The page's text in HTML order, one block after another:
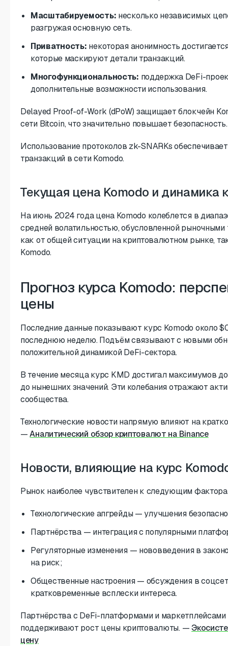
Масштабируемость: несколько независимых
разгружая основную сеть.
Приватность: некоторая анонимность
которые маскируют детали транзакций.
Многофункциональность: поддержка DeFi-
дополнительные возможности использования.
Delayed Proof-of-Work (dPoW) защищает блокчейн
сети Bitcoin, что значительно повышает безопасность.
Использование протоколов zk-SNARKs
транзакций в сети Komodo.
Текущая цена Komodo и динамика
На июнь 2024 года цена Komodo колеблется в
средней волатильностью, обусловленной
как от общей ситуации на криптовалютном рынке,
Komodo.
Прогноз курса Komodo:
цены
Последние данные показывают курс Komodo около
последнюю неделю. Подъём связывают с новыми
положительной динамикой DeFi-сектора.
В течение месяца курс KMD достигал максимумов
до нынешних значений. Эти колебания отражают
сообщества.
Технологические новости напрямую влияют на
—Аналитический обзор криптовалют на Binance
Новости, влияющие на курс
Рынок наиболее чувствителен к следующим
Технологические апгрейды — улучшения
Партнёрства — интеграция с популярными
Регуляторные изменения — нововведения в
на риск;
Общественные настроения — обсуждения в
кратковременные всплески интереса.
Партнёрства с DeFi-платформами и
поддерживают рост цены криптовалюты.—
цену